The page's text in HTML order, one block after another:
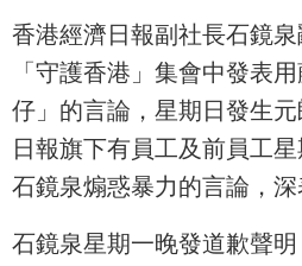
香港經濟日報副社長石鏡
「守護香港」集會中發表
仔」的言論，星期日發生
日報旗下有員工及前員工
石鏡泉煽惑暴力的言論，深
石鏡泉星期一晚發道歉聲